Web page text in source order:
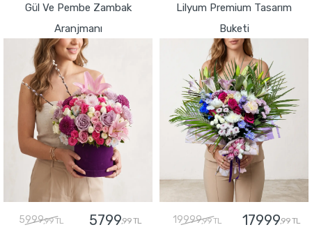
Gül Ve Pembe Zambak
Aranjmanı
5999,99 TL 5799,99 TL
Lilyum Premium Tasarım
Buketi
19999,99 TL 17999,99 TL